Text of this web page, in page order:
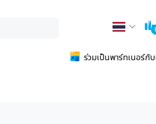
ร่วมเป็นพาร์ทเนอร์กับ